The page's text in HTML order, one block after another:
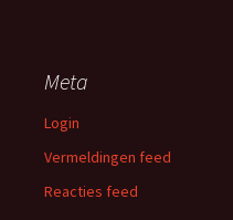
Meta
Login
Vermeldingen feed
Reacties feed